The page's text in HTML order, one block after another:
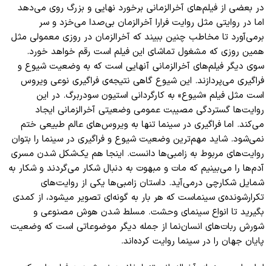
در بعضی از فیلمهای آخرالزمانی برخورد نهایی و بزرگ روی میدهد
اما در روایتی مثل روایت فرارا آخرالزمان بیصدا میخزد و سر
برمیآورد تا مخاطب چنین ببیند که آخرالزمان در روزی معمولی مثل
همین روزی که مشغول تماشای این فیلم است رقم خواهد خورد.
سوی دیگر فیلمهای آخرالزمانی آنهایی است که به وضعیت شیوع و
فراگیری میپردازند. این شیوع گاهی نتیجهی فراگیری نوعی ویروس
است مثل فیلم «شیوع» به کارگردانی استیون سودربرگ. در این
روایتها گستردگی مصیبت عمومی وضعیتی آخرالزمانی ایجاد
میکند. اما فراگیری در سینما تنها به ویروسهای عالم طبیعی ختم
نمیشود. شاید مهمترین وضعیت شیوع و فراگیری در سینما را بتوان
روایتهای مربوط به زامبیها دانست. اینجا هم یکشکل شدن مسری
آدمها را میبینیم که مات و مبهوت به دنبال شکار میگردند و شکار به
شمایل شکارچی درمیآید. داستان زامبیها یکی از روایتهای
تکرارشوندهی سینماست که هر بار به گونهای تصویر میشود، از کمدی
بگیرید تا انواع سینمای وحشت. مسلط شدن هوش مصنوعی و
شورش رباتهای انساننما از جمله دیگر موضوعاتی است که وضعیت
پایان جهان را در سینما روایت کردهاند.